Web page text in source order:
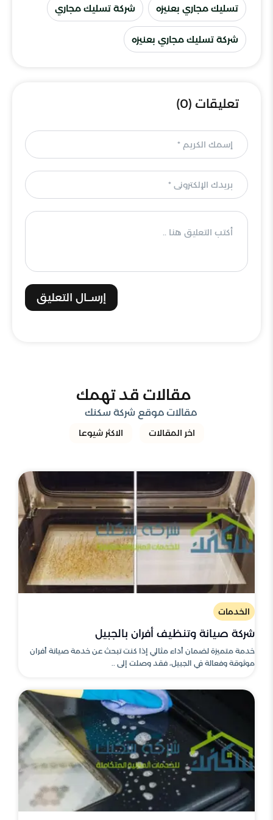
تسليك مجاري بعنيزه شركة تسليك مجاري
شركة تسليك مجاري بعنيزه
تعليقات (0)
إرســال التعليق
مقالات قد تهمك
مقالات موقع شركة سكنك
اخر المقالات الاكثر شيوعا
الخدمات
شركة صيانة وتنظيف أفران بالجبيل
خدمة متميزة لضمان أداء مثالي إذا كنت تبحث عن خدمة صيانة أفران
موثوقة وفعالة في الجبيل، فقد وصلت إلى ..